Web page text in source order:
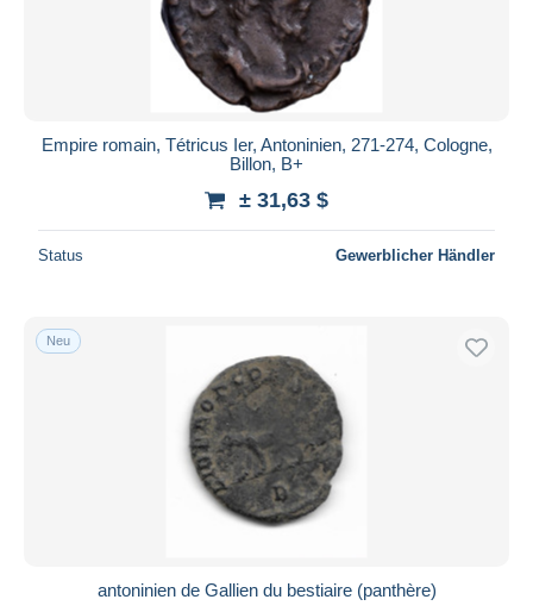
Empire romain, Tétricus Ier, Antoninien, 271-274, Cologne,
Billon, B+
± 31,63 $
Status Gewerblicher Händler
Neu
antoninien de Gallien du bestiaire (panthère)